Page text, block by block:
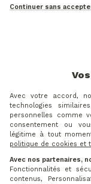
Faites
notre équipe
vos
Continuer sans
Avec votre accord,
technologies
personnelles comme
consentement ou
légitime à tout
politique de cookies et
Avec nos partenaires,
Fonctionnalités et
contenus,